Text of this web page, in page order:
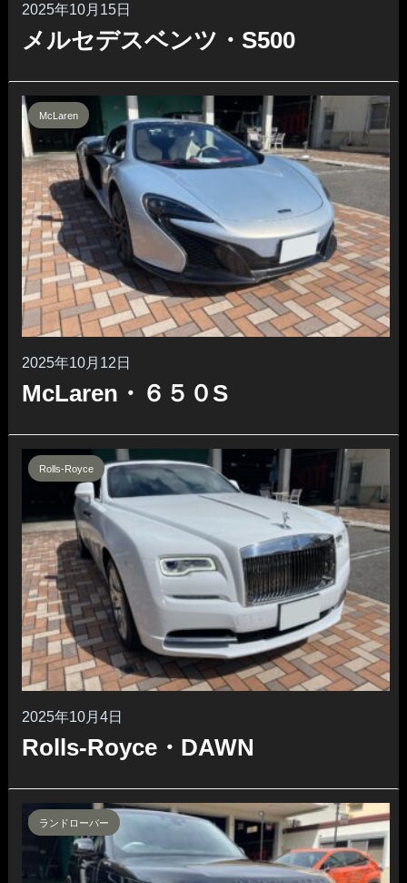
2025年10月15日
メルセデスベンツ・S500
McLaren
2025年10月12日
McLaren・６５０S
Rolls-Royce
2025年10月4日
Rolls-Royce・DAWN
ランドローバー